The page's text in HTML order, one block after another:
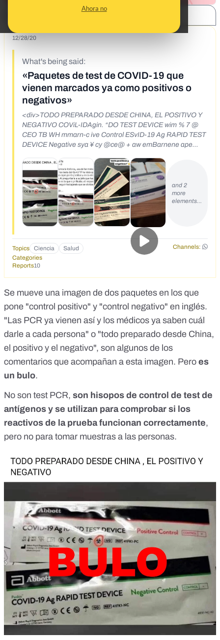
Ahora no
12/28/20
What's being said:
«Paquetes de test de COVID-19 que
vienen marcados ya como positivos o
negativos»
<div>TODO PREPARADO DESDE CHINA, EL POSITIVO Y
NEGATIVO COViL-IDAgin. “DO TEST DEVICE wim % 7 @
CEO TB WH mmarn-c ive Control ESvID-19 Ag RAPID TEST
DEVICE Negative sya ¥ cy @ce@ + aw emBarnene ape
and 2
more
elements…
Topics Ciencia Salud
Channels:
Categories
Reports10
Se mueve una imagen de dos paquetes en los que
pone "control positivo" y "control negativo" en inglés.
"Las PCR ya vienen así y los médicos ya saben cuál
darle a cada persona" o "todo preparado desde China,
el positivo y el negativo", son algunos de los
comentarios que acompañan a esta imagen. Pero es
un bulo.
No son test PCR, son hisopos de control de test de
antígenos y se utilizan para comprobar si los
reactivos de la prueba funcionan correctamente,
pero no para tomar muestras a las personas.